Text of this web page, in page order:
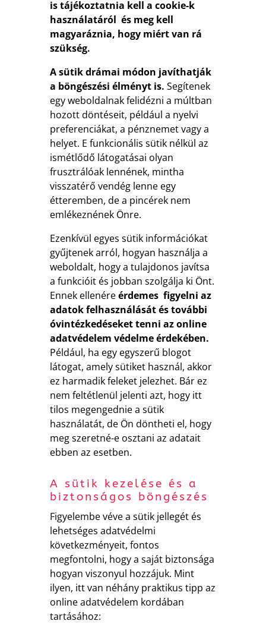
is tájékoztatnia kell a cookie-k
használatáról és meg kell
magyaráznia, hogy miért van rá
szükség.
A sütik drámai módon javíthatják
a böngészési élményt is. Segítenek
egy weboldalnak felidézni a múltban
hozott döntéseit, például a nyelvi
preferenciákat, a pénznemet vagy a
helyet. E funkcionális sütik nélkül az
ismétlődő látogatásai olyan
frusztrálóak lennének, mintha
visszatérő vendég lenne egy
étteremben, de a pincérek nem
emlékeznének Önre.
Ezenkívül egyes sütik információkat
gyűjtenek arról, hogyan használja a
weboldalt, hogy a tulajdonos javítsa
a funkcióit és jobban szolgálja ki Önt.
Ennek ellenéreérdemes figyelni az
adatok felhasználását és további
óvintézkedéseket tenni az online
adatvédelem védelme érdekében.
Például, ha egy egyszerű blogot
látogat, amely sütiket használ, akkor
ez harmadik feleket jelezhet. Bár ez
nem feltétlenül jelenti azt, hogy itt
tilos megengednie a sütik
használatát, de Ön döntheti el, hogy
meg szeretné-e osztani az adatait
ebben az esetben.
A sütik kezelése és a
biztonságos böngészés
Figyelembe véve a sütik jellegét és
lehetséges adatvédelmi
következményeit, fontos
megfontolni, hogy a saját biztonsága
hogyan viszonyul hozzájuk. Mint
ilyen, itt van néhány praktikus tipp az
online adatvédelem kordában
tartásához: